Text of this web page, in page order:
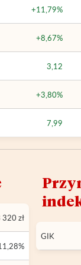
+11,79%
+8,67%
3,12
+3,80%
7,99
zł
GIK